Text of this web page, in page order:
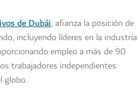
de Dubái, afianza la posición de
incluyendo líderes en la industria
empleo a más de 90
trabajadores independientes
globo.